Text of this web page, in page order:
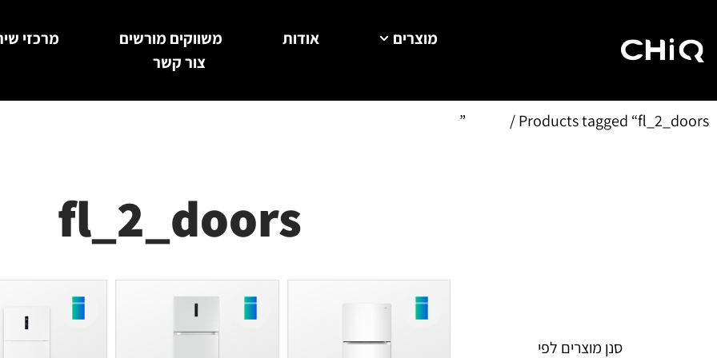
מוצרים אודות משווקים מורשים
מרכזי
צור קשר
/ Products tagged “fl_2_doors”
fl_2_doors
סנן מוצרים לפי